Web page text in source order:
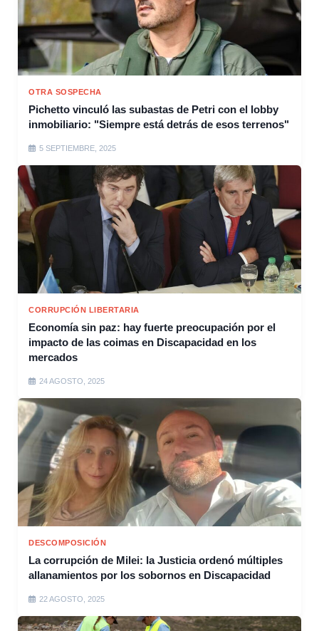
OTRA SOSPECHA
Pichetto vinculó las subastas de Petri con el lobby
inmobiliario: "Siempre está detrás de esos terrenos"
5 SEPTIEMBRE, 2025
CORRUPCIÓN LIBERTARIA
Economía sin paz: hay fuerte preocupación por el
impacto de las coimas en Discapacidad en los
mercados
24 AGOSTO, 2025
DESCOMPOSICIÓN
La corrupción de Milei: la Justicia ordenó múltiples
allanamientos por los sobornos en Discapacidad
22 AGOSTO, 2025